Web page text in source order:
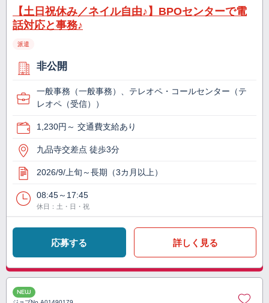
【土日祝休み／ネイル自由♪】BPOセンターで電
話対応と事務♪
派遣
非公開
一般事務（一般事務）、テレオペ・コールセンター（テ
レオペ（受信））
1,230円～ 交通費支給あり
九品寺交差点 徒歩3分
2026/9/上旬～長期（3カ月以上）
08:45～17:45
休日：土・日・祝
応募する 詳しく見る
NEW